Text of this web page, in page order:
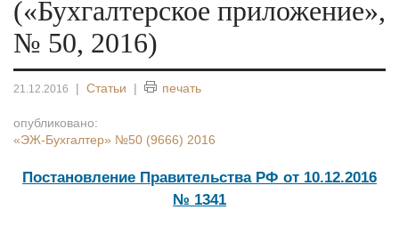
(«Бухгалтерское приложение»,
№ 50, 2016)
21.12.2016 | Статьи | печать
опубликовано:
«ЭЖ-Бухгалтер» №50 (9666) 2016
Постановление Правительства РФ от 10.12.2016
№ 1341